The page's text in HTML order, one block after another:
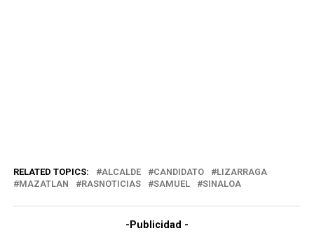
RELATED TOPICS: ALCALDE CANDIDATO
LIZARRAGA
MAZATLAN
RASNOTICIAS SAMUEL SINALOA
-Publicidad -